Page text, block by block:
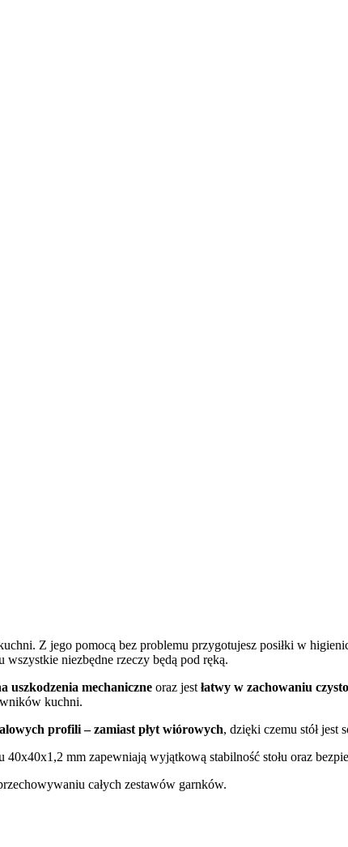
Z jego pomocą bez problemu przygotujesz posiłki w
niezbędne rzeczy będą pod ręką.
uszkodzenia mechaniczne oraz jest łatwy w zachowaniu
kuchni.
profili – zamiast płyt wiórowych, dzięki czemu stół jest
mm zapewniają wyjątkową stabilność stołu oraz
całych zestawów garnków.